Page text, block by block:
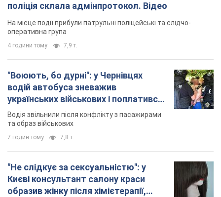
поліція склала адмінпротокол. Відео
На місце події прибули патрульні поліцейські та слідчо-
оперативна група
4 години тому 7,9 т.
"Воюють, бо дурні": у Чернівцях
водій автобуса зневажив
українських військових і поплатився.
Відео
Водія звільнили після конфлікту з пасажирами
та образ військових
7 годин тому 7,8 т.
"Не слідкує за сексуальністю": у
Києві консультант салону краси
образив жінку після хімієтерапії,